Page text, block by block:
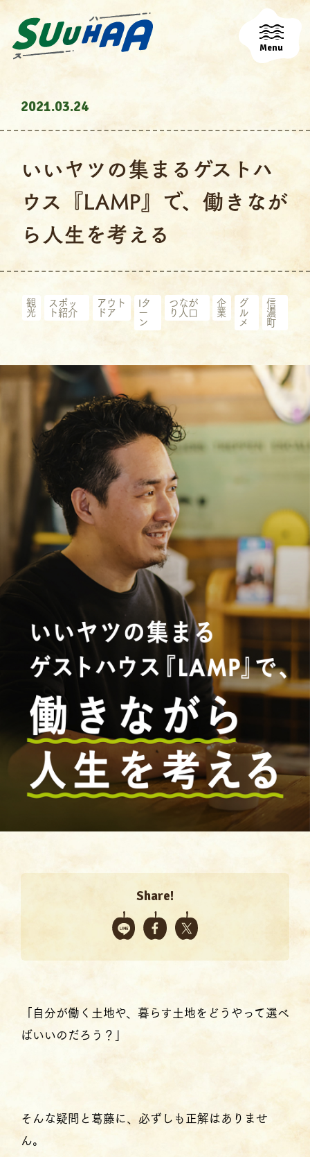
Menu
2021.03.24
いいヤツの集まるゲストハ
ウス『LAMP』で、働きなが
ら人生を考える
観
光
スポッ
ト紹介
アウト
ドア
Iタ
ー
ン
つなが
り人口
企
業
グ
ル
メ
信
濃
町
Share!
「自分が働く土地や、暮らす土地をどうやって選べ
ばいいのだろう？」
そんな疑問と葛藤に、必ずしも正解はありませ
ん。